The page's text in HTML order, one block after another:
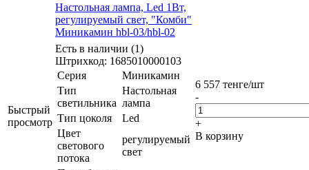
Быстрый
просмотр
Настольная лампа, Led 1Вт,
регулируемый свет, "Комби"
Миникамин hbl-03/hbl-02
Есть в наличии (1)
Штрихкод: 1685010000103
Серия
Миникамин
Тип
светильника
Настольная
лампа
Тип цоколя
Led
Цвет
светового
потока
регулируемый
свет
6 557 тенге/шт
-
+
В корзину